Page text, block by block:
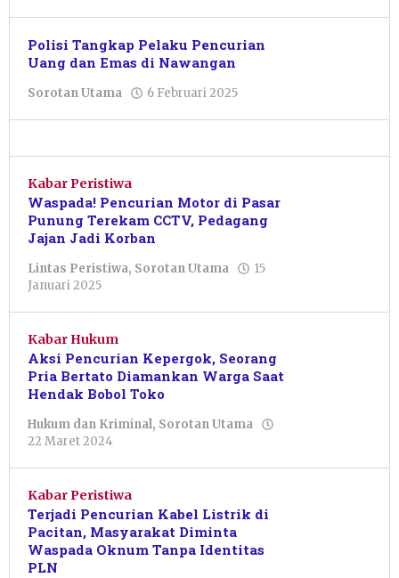
Cahyaningtias
Polisi Tangkap Pelaku Pencurian
Uang dan Emas di Nawangan
Sorotan Utama 6 Februari 2025
Azizah
Kabar Peristiwa
Waspada! Pencurian Motor di Pasar
Punung Terekam CCTV, Pedagang
Jajan Jadi Korban
Lintas Peristiwa, Sorotan Utama
15
Januari 2025
Kabar Hukum
Aksi Pencurian Kepergok, Seorang
Pria Bertato Diamankan Warga Saat
Hendak Bobol Toko
Hukum dan Kriminal, Sorotan Utama
22 Maret 2024
Shalahuddin
Kabar Peristiwa
Terjadi Pencurian Kabel Listrik di
Pacitan, Masyarakat Diminta
Waspada Oknum Tanpa Identitas
PLN